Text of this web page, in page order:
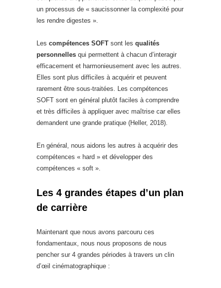
un processus de « saucissonner la complexité pour
les rendre digestes ».
Les compétences SOFT sont les qualités
personnelles qui permettent à chacun d’interagir
efficacement et harmonieusement avec les autres.
Elles sont plus difficiles à acquérir et peuvent
rarement être sous-traitées. Les compétences
SOFT sont en général plutôt faciles à comprendre
et très difficiles à appliquer avec maîtrise car elles
demandent une grande pratique (Heller, 2018).
En général, nous aidons les autres à acquérir des
compétences « hard » et développer des
compétences « soft ».
Les 4 grandes étapes d’un plan
de carrière
Maintenant que nous avons parcouru ces
fondamentaux, nous nous proposons de nous
pencher sur 4 grandes périodes à travers un clin
d’œil cinématographique :